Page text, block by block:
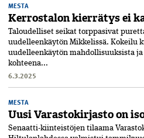
MESTA
Kerrostalon kierrätys ei
Taloudelliset seikat torppasivat
uudelleenkäytön Mikkelissä. Kokeilu
uudelleenkäytön mahdollisuuksista
kohteena...
6.3.2025
MESTA
Uusi Varastokirjasto on
Senaatti-kiinteistöjen tilaama